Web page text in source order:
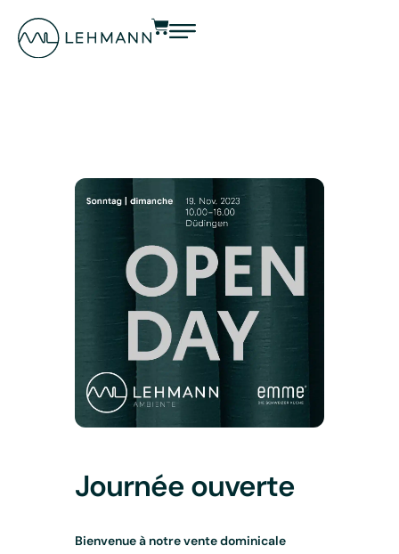
Journée ouverte
Bienvenue à notre vente dominicale